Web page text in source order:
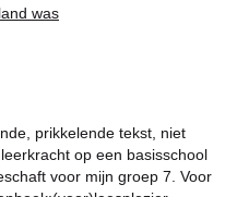
was
prikkelende tekst, niet
op een basisschool
voor mijn groep 7. Voor